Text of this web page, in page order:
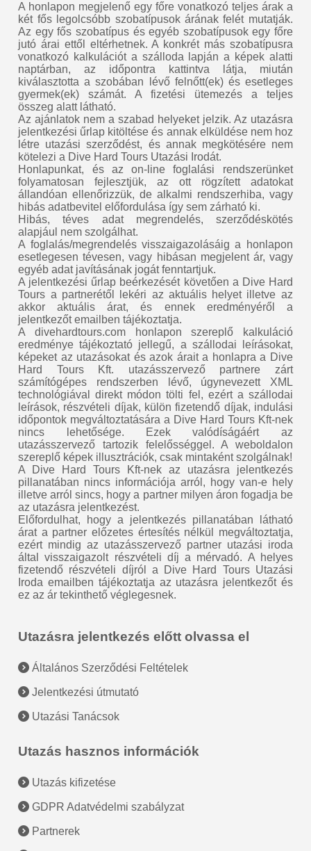
A honlapon megjelenő egy főre vonatkozó teljes árak a
két fős legolcsóbb szobatípusok árának felét mutatják.
Az egy fős szobatípus és egyéb szobatípusok egy főre
jutó árai ettől eltérhetnek. A konkrét más szobatípusra
vonatkozó kalkulációt a szálloda lapján a képek alatti
naptárban, az időpontra kattintva látja, miután
kiválasztotta a szobában lévő felnőtt(ek) és esetleges
gyermek(ek) számát. A fizetési ütemezés a teljes
összeg alatt látható.
Az ajánlatok nem a szabad helyeket jelzik. Az utazásra
jelentkezési űrlap kitöltése és annak elküldése nem hoz
létre utazási szerződést, és annak megkötésére nem
kötelezi a Dive Hard Tours Utazási Irodát.
Honlapunkat, és az on-line foglalási rendszerünket
folyamatosan fejlesztjük, az ott rögzített adatokat
állandóan ellenőrizzük, de alkalmi rendszerhiba, vagy
hibás adatbevitel előfordulása így sem zárható ki.
Hibás, téves adat megrendelés, szerződéskötés
alapjául nem szolgálhat.
A foglalás/megrendelés visszaigazolásáig a honlapon
esetlegesen tévesen, vagy hibásan megjelent ár, vagy
egyéb adat javításának jogát fenntartjuk.
A jelentkezési űrlap beérkezését követően a Dive Hard
Tours a partnerétől lekéri az aktuális helyet illetve az
akkor aktuális árat, és ennek eredményéről a
jelentkezőt emailben tájékoztatja.
A divehardtours.com honlapon szereplő kalkuláció
eredménye tájékoztató jellegű, a szállodai leírásokat,
képeket az utazásokat és azok árait a honlapra a Dive
Hard Tours Kft. utazásszervező partnere zárt
számítógépes rendszerben lévő, úgynevezett XML
technológiával direkt módon tölti fel, ezért a szállodai
leírások, részvételi díjak, külön fizetendő díjak, indulási
időpontok megváltoztatására a Dive Hard Tours Kft-nek
nincs lehetősége. Ezek valódíságáért az
utazásszervező tartozik felelősséggel. A weboldalon
szereplő képek illusztrációk, csak mintaként szolgálnak!
A Dive Hard Tours Kft-nek az utazásra jelentkezés
pillanatában nincs információja arról, hogy van-e hely
illetve arról sincs, hogy a partner milyen áron fogadja be
az utazásra jelentkezést.
Előfordulhat, hogy a jelentkezés pillanatában látható
árat a partner előzetes értesítés nélkül megváltoztatja,
ezért mindig az utazásszervező partner utazási iroda
által visszaigazolt részvételi díj a mérvadó. A helyes
fizetendő részvételi díjról a Dive Hard Tours Utazási
Iroda emailben tájékoztatja az utazásra jelentkezőt és
ez az ár tekinthető véglegesnek.
Utazásra jelentkezés előtt olvassa el
Általános Szerződési Feltételek
Jelentkezési útmutató
Utazási Tanácsok
Utazás hasznos információk
Utazás kifizetése
GDPR Adatvédelmi szabályzat
Partnerek